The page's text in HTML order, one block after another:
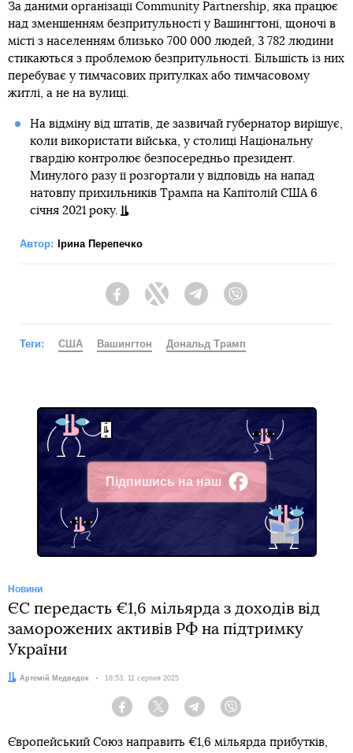
За даними організації Community Partnership, яка працює
над зменшенням безпритульності у Вашингтоні, щоночі в
місті з населенням близько 700 000 людей, 3 782 людини
стикаються з проблемою безпритульності. Більшість із них
перебуває у тимчасових притулках або тимчасовому
житлі, а не на вулиці.
На відміну від штатів, де зазвичай губернатор вирішує,
коли використати війська, у столиці Національну
гвардію контролює безпосередньо президент.
Минулого разу її розгортали у відповідь на напад
натовпу прихильників Трампа на Капітолій США 6
січня 2021 року.
Автор: Ірина Перепечко
FacebookTwitter Telegram
Теги: США Вашингтон Дональд Трамп
Підпишись на наш
Facebook
Новини
ЄС передасть €1,6 мільярда з доходів від
заморожених активів РФ на підтримку
України
Автор:
Артемій Медведок Дата:
18:53, 11 серпня 2025
Facebook Twitter Telegram
Європейський Союз направить €1,6 мільярда прибутків,